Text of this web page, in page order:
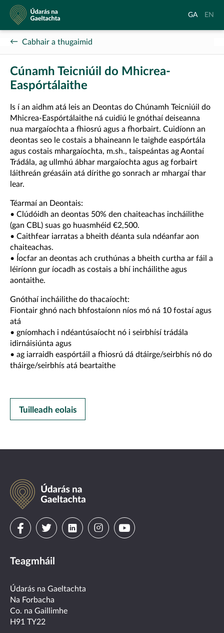
Údarás
na
Gaeltachta
Aistrigh
Gaeilge
GA
to
EN
Cabhair a thugaimid
Cúnamh Teicniúil do Mhicrea-
Easpórtálaithe
Is í an aidhm atá leis an Deontas do Chúnamh Teicniúil do
Mhicrea-Easpórtálaithe ná cuidiú le gnóthaí deiseanna
nua margaíochta a fhiosrú agus a fhorbairt. Cuidíonn an
deontas seo le costais a bhaineann le taighde easpórtála
agus costais mhargaíochta, m.sh., taispeántas ag Aontaí
Trádála, ag ullmhú ábhar margaíochta agus ag forbairt
láithreán gréasáin atá dírithe go sonrach ar mhargaí thar
lear.
Téarmaí an Deontais:
• Clúdóidh an deontas 50% den chaiteachas incháilithe
(gan CBL) suas go huasmhéid €2,500.
• Caithfear iarratas a bheith déanta sula ndéanfar aon
chaiteachas.
• Íocfar an deontas ach cruthúnas a bheith curtha ar fáil a
léiríonn gur íocadh as costais a bhí incháilithe agus
aontaithe.
Gnóthaí incháilithe do thacaíocht:
Fiontair ghnó nach bhfostaíonn níos mó ná 10 fostaí agus
atá
• gníomhach i ndéantúsaíocht nó i seirbhísí trádála
idirnáisiúnta agus
• ag iarraidh easpórtáil a fhiosrú dá dtáirge/seirbhís nó do
tháirge/seirbhís atá beartaithe
Tuilleadh eolais
Údarás
na
Gaeltachta
Visit
on
facebook
Visit
on
twitter
Visit
linkedin
VisitVisit
Teagmháil
Údarás na Gaeltachta
Na Forbacha
Co. na Gaillimhe
H91 TY22